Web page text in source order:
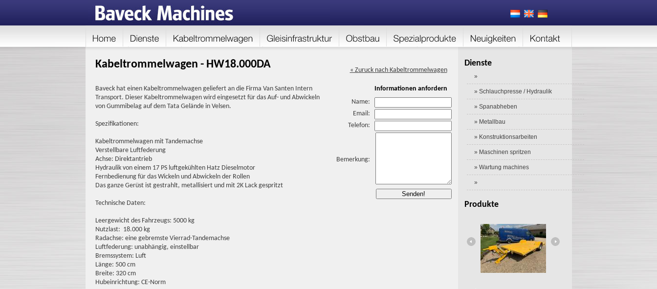
Kabeltrommelwagen - HW18.000DA « Zuruck nach Kabeltrommelwagen
Informationen anfordern
Name:
Email:
Telefon:
Bemerkung:
Baveck hat einen Kabeltrommelwagen geliefert an die Firma Van Santen Intern
Transport. Dieser Kabeltrommelwagen wird eingesetzt für das Auf- und Abwickeln
von Gummibelag auf dem Tata Gelände in Velsen.
Spezifikationen:
Kabeltrommelwagen mit Tandemachse
Verstellbare Luftfederung
Achse: Direktantrieb
Hydraulik von einem 17 PS luftgekühlten Hatz Dieselmotor
Fernbedienung für das Wickeln und Abwickeln der Rollen
Das ganze Gerüst ist gestrahlt, metallisiert und mit 2K Lack gespritzt
Technische Daten:
Leergewicht des Fahrzeugs: 5000 kg
Nutzlast: 18.000 kg
Radachse: eine gebremste Vierrad-Tandemachse
Luftfederung: unabhängig, einstellbar
Bremssystem: Luft
Länge: 500 cm
Breite: 320 cm
Hubeinrichtung: CE-Norm
Dienste
»
» Schlauchpresse / Hydraulik
» Spanabheben
» Metallbau
» Konstruktionsarbeiten
» Maschinen spritzen
» Wartung machines
»
Produkte